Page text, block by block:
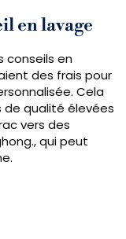
en lavage
conseils en
des frais pour
Cela
qualité élevées
vers des
qui peut